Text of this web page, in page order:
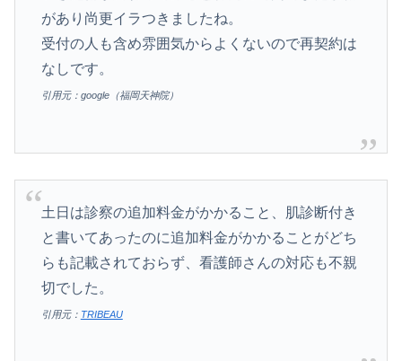
があり尚更イラつきましたね。
受付の人も含め雰囲気からよくないので再契約は
なしです。
引用元：google（福岡天神院）
土日は診察の追加料金がかかること、肌診断付き
と書いてあったのに追加料金がかかることがどち
らも記載されておらず、看護師さんの対応も不親
切でした。
引用元： TRIBEAU